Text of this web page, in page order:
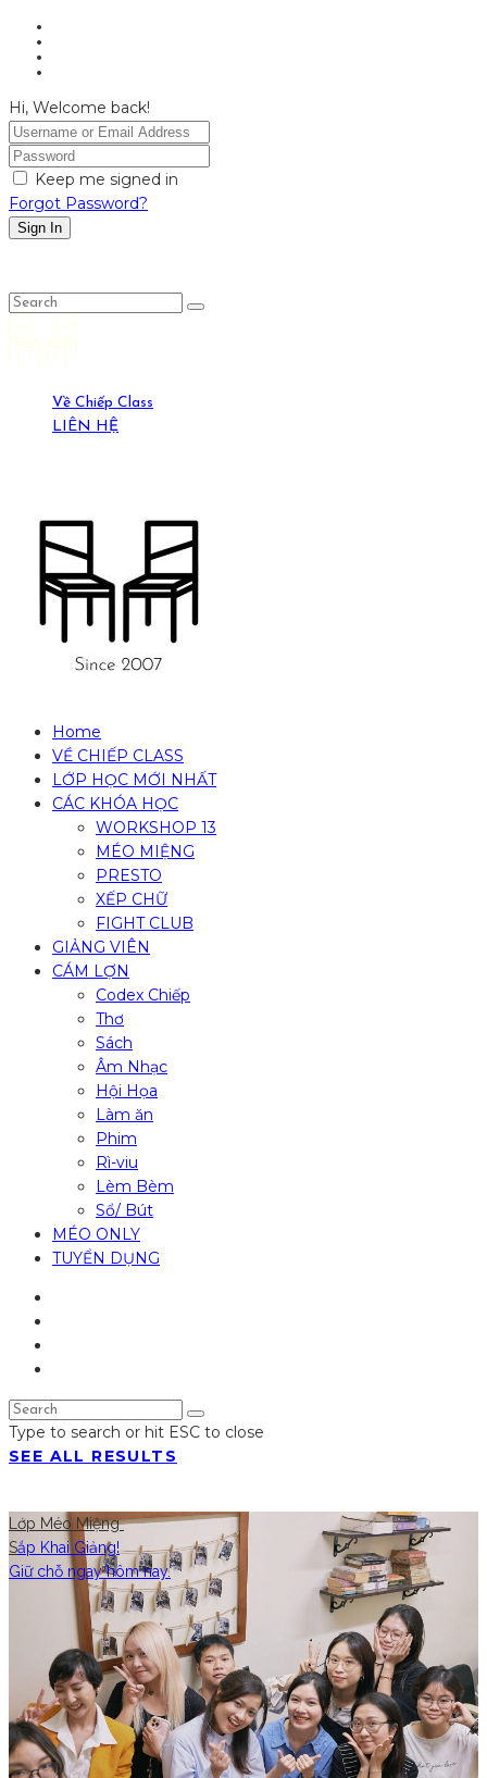
Hi, Welcome back!
Keep me signed in
Forgot Password?
Sign In
Về Chiếp Class
LIÊN HỆ
Home
VỀ CHIẾP CLASS
LỚP HỌC MỚI NHẤT
CÁC KHÓA HỌC
WORKSHOP 13
MÉO MIỆNG
PRESTO
XẾP CHỮ
FIGHT CLUB
GIẢNG VIÊN
CÁM LỢN
Codex Chiếp
Thơ
Sách
Âm Nhạc
Hội Họa
Làm ăn
Phim
Rì-viu
Lèm Bèm
Sổ/ Bút
MÉO ONLY
TUYỂN DỤNG
Type to search or hit ESC to close
SEE ALL RESULTS
Lớp Méo Miệng
Sắp Khai Giảng!
Giữ chỗ ngay hôm nay.